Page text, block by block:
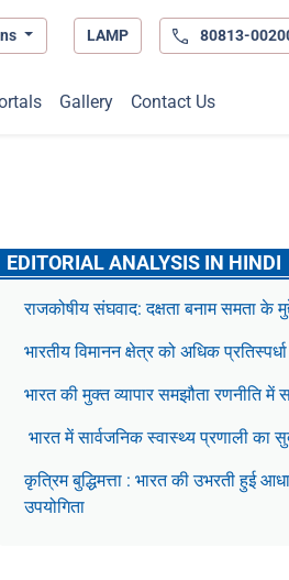
LAMP 80813-
Gallery Contact Us
EDITORIAL ANALYSIS IN HINDI
राजकोषीय संघवाद: दक्षता बनाम समता के
भारतीय विमानन क्षेत्र को अधिक
भारत की मुक्त व्यापार समझौता रणनीति में
भारत में सार्वजनिक स्वास्थ्य प्रणाली का
कृत्रिम बुद्धिमत्ता : भारत की उभरती हुई
उपयोगिता